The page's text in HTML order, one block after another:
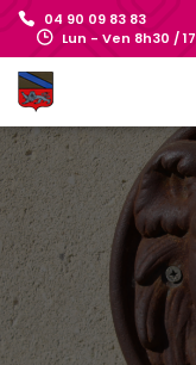
04 90 09 83 83
Lun - Ven 8h30 /